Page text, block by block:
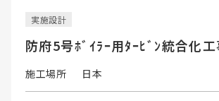
実施設計
防府5号ﾎﾞｲﾗｰ用ﾀｰﾋﾞﾝ統合化工
施工場所 日本